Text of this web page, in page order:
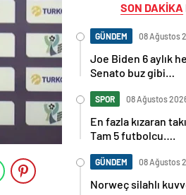
SON DAKİKA
GÜNDEM 08 Ağustos
Joe Biden 6 aylık
Senato buz gibi…
SPOR 08 Ağustos
En fazla kızaran
Tam 5 futbolcu….
GÜNDEM 08 Ağustos
Norweç silahlı